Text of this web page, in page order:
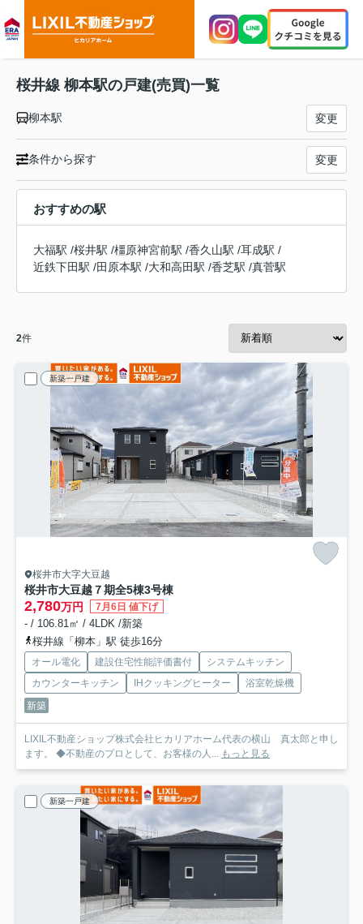
桜井線 柳本駅の戸建(売買)一覧
柳本駅 変更
条件から探す 変更
おすすめの駅
大福駅 /桜井駅 /橿原神宮前駅 /香久山駅 /耳成駅 /
近鉄下田駅 /田原本駅 /大和高田駅 /香芝駅 /真菅駅
2件
新築一戸建
桜井市大字大豆越
桜井市大豆越７期全5棟3号棟
2,780万円 7月6日 値下げ
- / 106.81㎡ / 4LDK /新築
桜井線「柳本」駅 徒歩16分
オール電化 建設住宅性能評価書付
システムキッチン
カウンターキッチン
IHクッキングヒーター
浴室乾燥機
新築
LIXIL不動産ショップ株式会社ヒカリアホーム代表の横山 真太郎と申し
ます。 ◆不動産のプロとして、お客様の人...
もっと見る
新築一戸建